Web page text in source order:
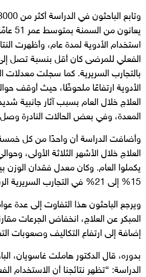
يعانون
استخدام الأدوية لمدة عام، وأظهرت
بالتجارب السريرية. كما سجلت معدلات
العلاج خلال العام بسبب آثار جانبية
المعدة، وفي بعض الحالات النادرة وصل
وأضافت الدراسة أن واحدًا من كل
العلاج خلال الأشهر الثلاثة الأولى،
15% إلى 21% في التجارب السريرية الرسمية.
ويرجع الباحثون هذا التفاوت إلى عدة
المبكر عن العلاج، انخفاض الجرعات
إضافة إلى ارتفاع التكاليف وصعوبات
بدوره، قال الدكتور هاملت غاسويان،
الدراسة: “تظهر نتائجنا أن الاستخدام